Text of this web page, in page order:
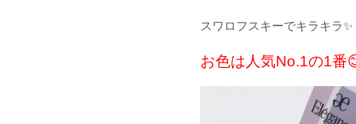
スワロフスキーでキラキラ✨
お色は人気No.1の1番